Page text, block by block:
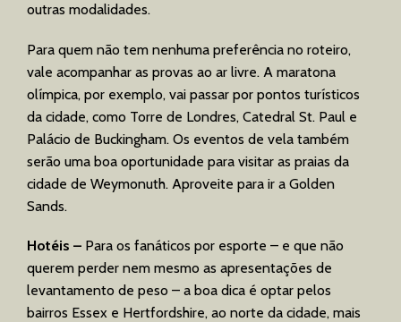
outras modalidades.
Para quem não tem nenhuma preferência no roteiro,
vale acompanhar as provas ao ar livre. A maratona
olímpica, por exemplo, vai passar por pontos turísticos
da cidade, como Torre de Londres, Catedral St. Paul e
Palácio de Buckingham. Os eventos de vela também
serão uma boa oportunidade para visitar as praias da
cidade de Weymonuth. Aproveite para ir a Golden
Sands.
Hotéis – Para os fanáticos por esporte – e que não
querem perder nem mesmo as apresentações de
levantamento de peso – a boa dica é optar pelos
bairros Essex e Hertfordshire, ao norte da cidade, mais